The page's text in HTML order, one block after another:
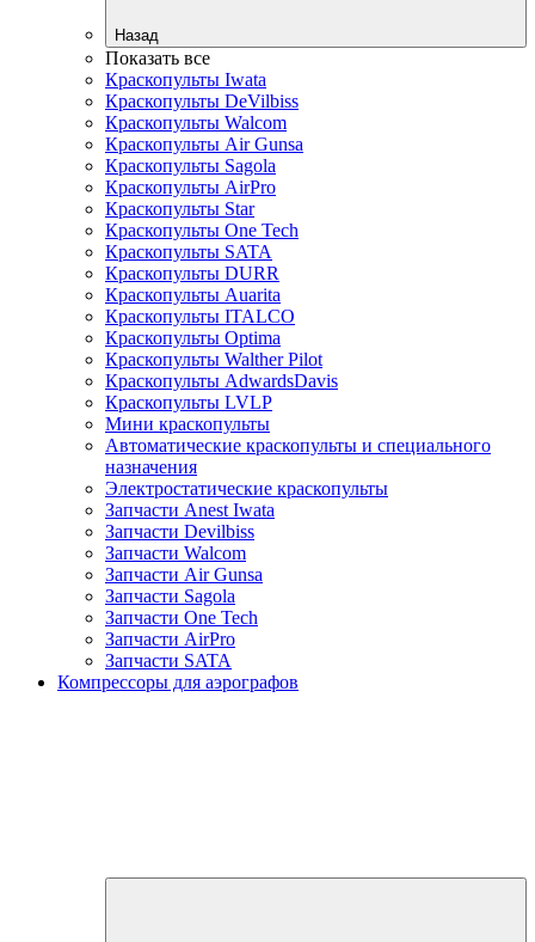
Назад
Показать все
Краскопульты Iwata
Краскопульты DeVilbiss
Краскопульты Walcom
Краскопульты Air Gunsa
Краскопульты Sagola
Краскопульты AirPro
Краскопульты Star
Краскопульты One Tech
Краскопульты SATA
Краскопульты DURR
Краскопульты Auarita
Краскопульты ITALCO
Краскопульты Optima
Краскопульты Walther Pilot
Краскопульты AdwardsDavis
Краскопульты LVLP
Мини краскопульты
Автоматические краскопульты и специального
назначения
Электростатические краскопульты
Запчасти Anest Iwata
Запчасти Devilbiss
Запчасти Walcom
Запчасти Air Gunsa
Запчасти Sagola
Запчасти One Tech
Запчасти AirPro
Запчасти SATA
Компрессоры для аэрографов